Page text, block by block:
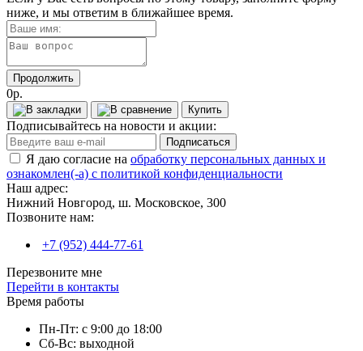
ниже, и мы ответим в ближайшее время.
Продолжить
0р.
Купить
Подписывайтесь на новости и акции:
Подписаться
Я даю согласие на обработку персональных данных и
ознакомлен(-а) с политикой конфиденциальности
Наш адрес:
Нижний Новгород, ш. Московское, 300
Позвоните нам:
+7 (952) 444-77-61
Перезвоните мне
Перейти в контакты
Время работы
Пн-Пт: с 9:00 до 18:00
Сб-Вс: выходной